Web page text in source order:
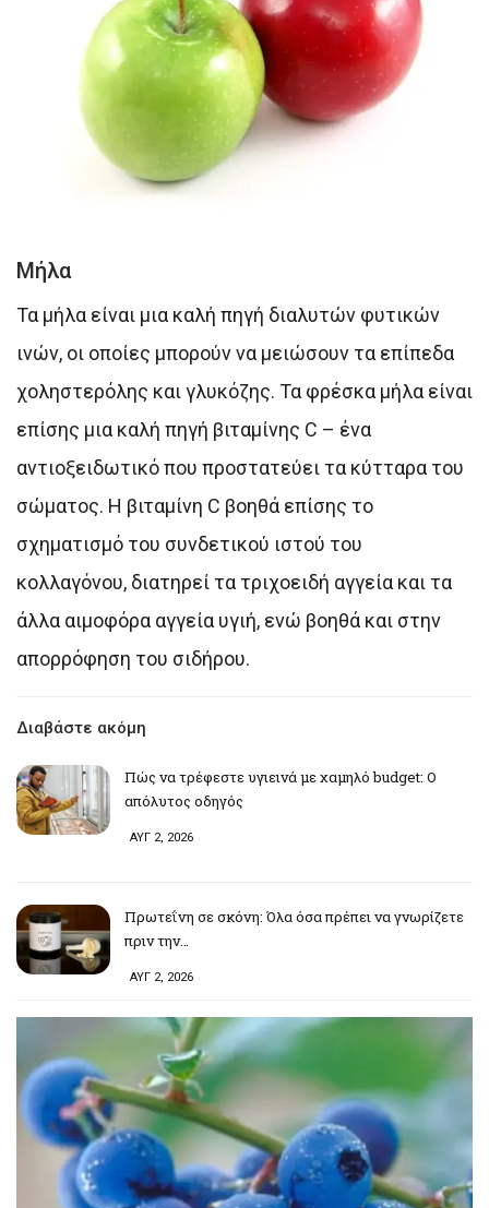
Μήλα
Τα μήλα είναι μια καλή πηγή διαλυτών φυτικών
ινών, οι οποίες μπορούν να μειώσουν τα επίπεδα
χοληστερόλης και γλυκόζης. Τα φρέσκα μήλα είναι
επίσης μια καλή πηγή βιταμίνης C – ένα
αντιοξειδωτικό που προστατεύει τα κύτταρα του
σώματος. Η βιταμίνη C βοηθά επίσης το
σχηματισμό του συνδετικού ιστού του
κολλαγόνου, διατηρεί τα τριχοειδή αγγεία και τα
άλλα αιμοφόρα αγγεία υγιή, ενώ βοηθά και στην
απορρόφηση του σιδήρου.
Διαβάστε ακόμη
Πώς να τρέφεστε υγιεινά με χαμηλό budget: Ο
απόλυτος οδηγός
ΑΥΓ 2, 2026
Πρωτεΐνη σε σκόνη: Όλα όσα πρέπει να γνωρίζετε
πριν την…
ΑΥΓ 2, 2026